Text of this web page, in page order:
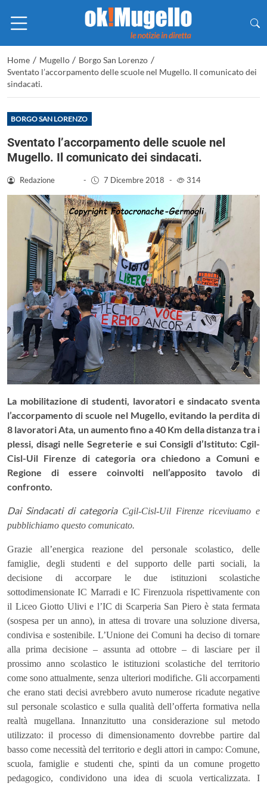
Home / Mugello / Borgo San Lorenzo /
Sventato l’accorpamento delle scuole nel Mugello. Il comunicato dei
sindacati.
BORGO SAN LORENZO
Sventato l’accorpamento delle scuole nel
Mugello. Il comunicato dei sindacati.
Redazione - 7 Dicembre 2018 - 314
La mobilitazione di studenti, lavoratori e sindacato sventa
l’accorpamento di scuole nel Mugello, evitando la perdita di
8 lavoratori Ata, un aumento fino a 40 Km della distanza tra i
plessi, disagi nelle Segreterie e sui Consigli d’Istituto: Cgil-
Cisl-Uil Firenze di categoria ora chiedono a Comuni e
Regione di essere coinvolti nell’apposito tavolo di
confronto.
Dai Sindacati di categoria Cgil-Cisl-Uil Firenze riceviuamo e
pubblichiamo questo comunicato.
Grazie all’energica reazione del personale scolastico, delle
famiglie, degli studenti e del supporto delle parti sociali, la
decisione di accorpare le due istituzioni scolastiche
sottodimensionate IC Marradi e IC Firenzuola rispettivamente con
il Liceo Giotto Ulivi e l’IC di Scarperia San Piero è stata fermata
(sospesa per un anno), in attesa di trovare una soluzione diversa,
condivisa e sostenibile. L’Unione dei Comuni ha deciso di tornare
alla prima decisione – assunta ad ottobre – di lasciare per il
prossimo anno scolastico le istituzioni scolastiche del territorio
come sono attualmente, senza ulteriori modifiche. Gli accorpamenti
che erano stati decisi avrebbero avuto numerose ricadute negative
sul personale scolastico e sulla qualità dell’offerta formativa nella
realtà mugellana. Innanzitutto una considerazione sul metodo
utilizzato: il processo di dimensionamento dovrebbe partire dal
basso come necessità del territorio e degli attori in campo: Comune,
scuola, famiglie e studenti che, spinti da un comune progetto
pedagogico, condividono una idea di scuola verticalizzata. I